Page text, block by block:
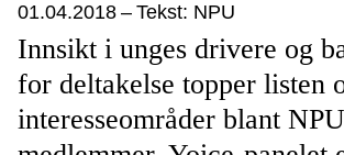
SØK →
01.04.2018 – Tekst: NPU
Innsikt i unges drivere og
for deltakelse topper listen
interesseområder blant